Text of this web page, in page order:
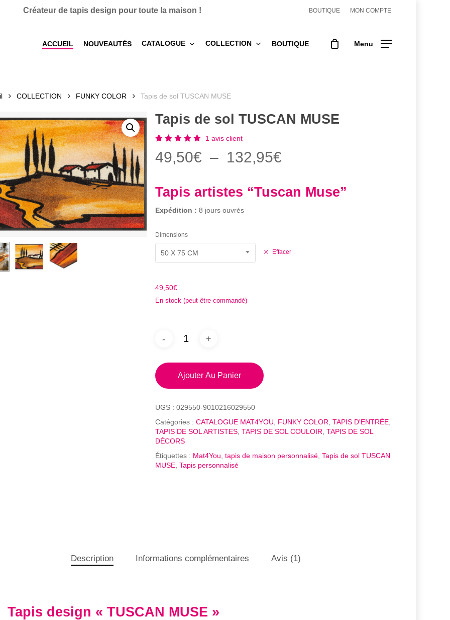
Créateur de tapis design pour toute la maison ! BOUTIQUE MON COMPTE
ACCUEIL NOUVEAUTÉS CATALOGUE COLLECTION BOUTIQUE Menu
COLLECTION FUNKY COLOR Tapis de sol TUSCAN MUSE
Tapis de sol TUSCAN MUSE
5.00
sur 5
client
1 avis client
49,50€ – 132,95€Plage
prix :
49,50€
Tapis artistes “Tuscan Muse”
Expédition : 8 jours ouvrés
Dimensions
50 X 75 CM Effacer
49,50€
En stock (peut être commandé)
Ajouter Au Panier
UGS : 029550-9010216029550
Catégories : CATALOGUE MAT4YOU FUNKY COLOR TAPIS D'ENTRÉE,
TAPIS DE SOL ARTISTES, TAPIS DE SOL COULOIR TAPIS DE SOL
DÉCORS
Étiquettes : Mat4You tapis de maison personnalisé, Tapis de sol TUSCAN
MUSE, Tapis personnalisé
Description Informations complémentaires Avis (1)
Tapis design « TUSCAN MUSE »